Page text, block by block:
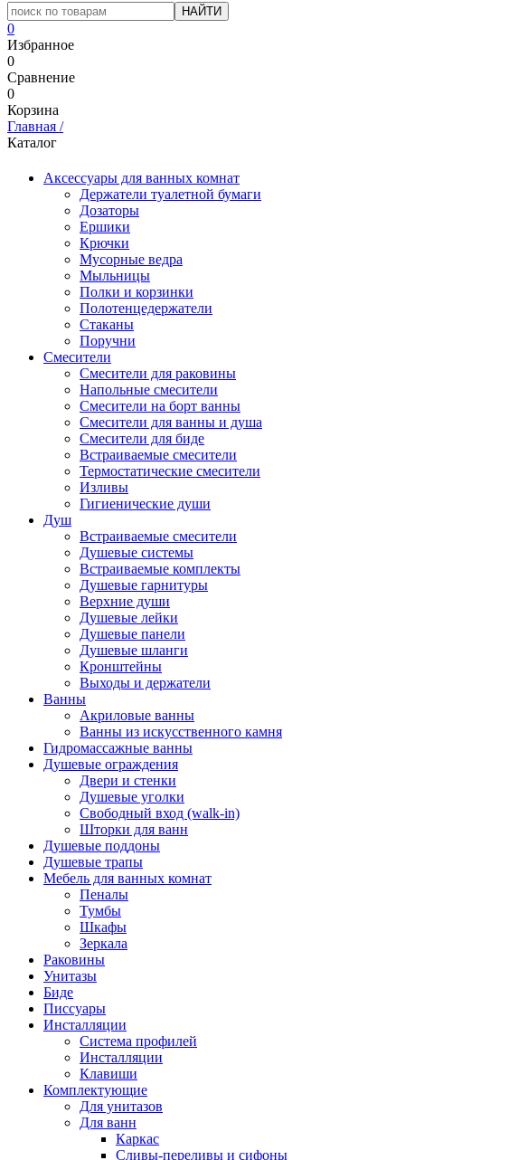
0
Избранное
0
Сравнение
0
Корзина
Главная /
Каталог
Аксессуары для ванных комнат
Держатели туалетной бумаги
Дозаторы
Ершики
Крючки
Мусорные ведра
Мыльницы
Полки и корзинки
Полотенцедержатели
Стаканы
Поручни
Смесители
Смесители для раковины
Напольные смесители
Смесители на борт ванны
Смесители для ванны и душа
Смесители для биде
Встраиваемые смесители
Термостатические смесители
Изливы
Гигиенические души
Душ
Встраиваемые смесители
Душевые системы
Встраиваемые комплекты
Душевые гарнитуры
Верхние души
Душевые лейки
Душевые панели
Душевые шланги
Кронштейны
Выходы и держатели
Ванны
Акриловые ванны
Ванны из искусственного камня
Гидромассажные ванны
Душевые ограждения
Двери и стенки
Душевые уголки
Свободный вход (walk-in)
Шторки для ванн
Душевые поддоны
Душевые трапы
Мебель для ванных комнат
Пеналы
Тумбы
Шкафы
Зеркала
Раковины
Унитазы
Биде
Писсуары
Инсталляции
Система профилей
Инсталляции
Клавиши
Комплектующие
Для унитазов
Для ванн
Каркас
Сливы-переливы и сифоны